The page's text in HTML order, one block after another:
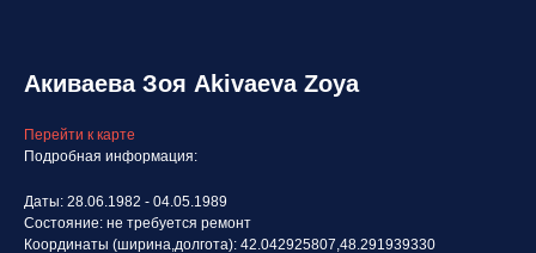
Акиваева Зоя Akivaeva Zoya
Перейти к карте
Подробная информация:
Даты: 28.06.1982 - 04.05.1989
Состояние: не требуется ремонт
Координаты (ширина,долгота): 42.042925807,48.291939330